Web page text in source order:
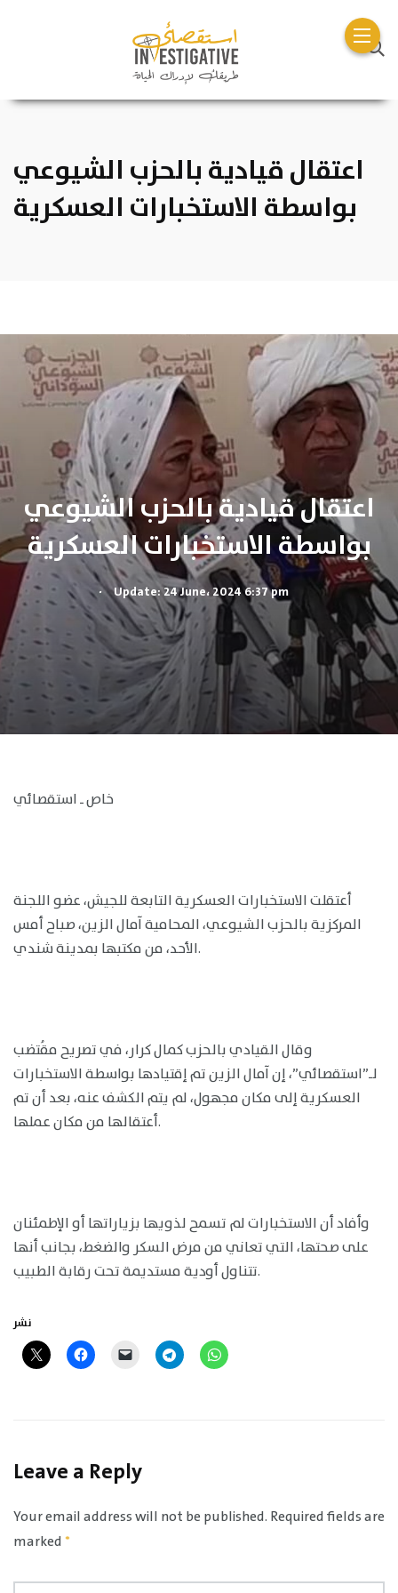
اعتقال قيادية بالحزب الشيوعي
بواسطة الاستخبارات العسكرية
اعتقال قيادية بالحزب الشيوعي
بواسطة الاستخبارات العسكرية
. Update: 24 June، 2024 6:37 pm
خاص ـ استقصائي
أعتقلت الاستخبارات العسكرية التابعة للجيش، عضو اللجنة
المركزية بالحزب الشيوعي، المحامية آمال الزين، صباح أمس
الأحد، من مكتبها بمدينة شندي.
وقال القيادي بالحزب كمال كرار، في تصريح مقُتضب
لـ”استقصائي”، إن آمال الزين تم إقتيادها بواسطة الاستخبارات
العسكرية إلى مكان مجهول، لم يتم الكشف عنه، بعد أن تم
أعتقالها من مكان عملها.
وأفاد أن الاستخبارات لم تسمح لذويها بزياراتها أو الإطمئنان
على صحتها، التي تعاني من مرض السكر والضغط، بجانب أنها
تتناول أودية مستديمة تحت رقابة الطبيب.
نشر
Leave a Reply
Your email address will not be published. Required fields are
marked*